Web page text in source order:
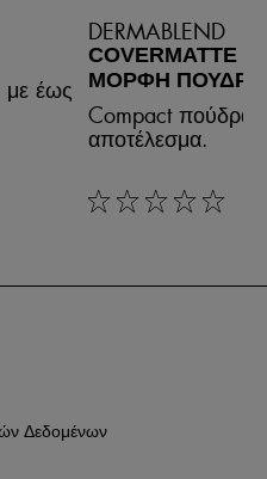
με έως
DERMABLEND
COVERMATTE
ΜΟΡΦΉ
Compact πούδρα
αποτέλεσμα.
rating: 0 out of 5
Δεδομένων